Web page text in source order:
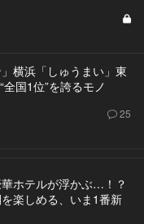
横浜「しゅうまい」東
国1位”を誇るモノ
25
ホテルが浮かぶ…！？
楽しめる、いま1番新